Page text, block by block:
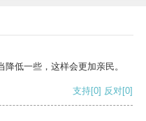
低一些，这样会更加亲民。
支持[0] 反对[0]